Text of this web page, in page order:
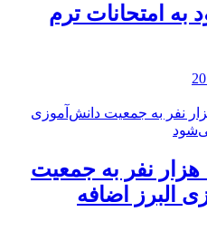
به امتحانات ترم
️سالانه ۱۲ هزار نفر به جمعیت
البرز اضافه